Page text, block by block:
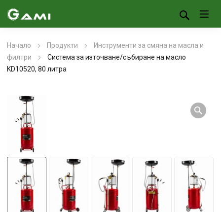
Начало Продукти
Инструменти за смяна на масла и
филтри
Система за източване/събиране на масло
KD10520, 80 литра